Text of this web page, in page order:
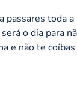
passares toda a
o dia para
e não te coíbas